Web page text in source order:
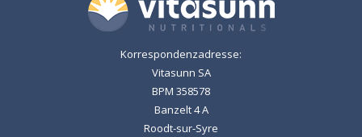
Korrespondenzadresse:
Vitasunn SA
BPM 358578
Banzelt 4 A
Roodt-sur-Syre